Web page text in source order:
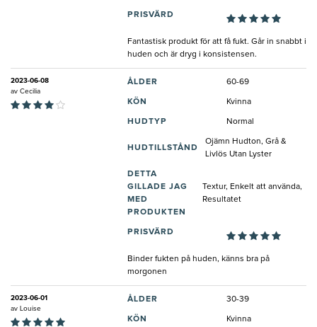
PRISVÄRD
Fantastisk produkt för att få fukt. Går in snabbt i
huden och är dryg i konsistensen.
2023-06-08
av Cecilia
ÅLDER 60-69
KÖN Kvinna
HUDTYP Normal
HUDTILLSTÅND
Ojämn Hudton, Grå &
Livlös Utan Lyster
DETTA
GILLADE JAG
MED
PRODUKTEN
Textur, Enkelt att använda,
Resultatet
PRISVÄRD
Binder fukten på huden, känns bra på
morgonen
2023-06-01
av
Louise
ÅLDER 30-39
KÖN Kvinna